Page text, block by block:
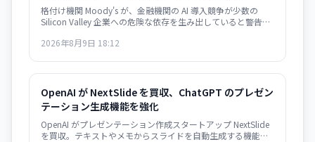
格付け機関 Moody's が、金融機関の AI 導入競争が少数の
Silicon Valley 企業への危険な依存を生み出していると警告。
形成されつつあり、金融システムのリスク要因になり得ると
2026年8月9日 18:12
OpenAI が NextSlide を買収、ChatGPT のプレゼン
テーション生成機能を強化
OpenAI がプレゼンテーション作成スタートアップ NextSlide
を買収。テキストやメモからスライドを自動生成する機能が